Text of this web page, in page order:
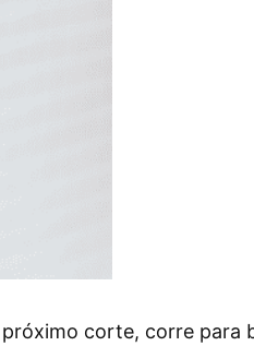
corte, corre para